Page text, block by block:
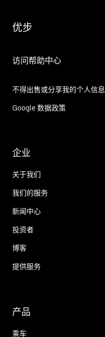
优步
访问帮助中心
不得出售或分享我的个人信息
Google 数据政策
企业
关于我们
我们的服务
新闻中心
投资者
博客
提供服务
产品
乘车